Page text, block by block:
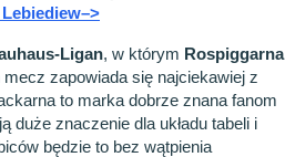
Ligan, w którym Rospiggarna
mecz zapowiada się najciekawiej z
to marka dobrze znana fanom
duże znaczenie dla układu tabeli i
będzie to bez wątpienia